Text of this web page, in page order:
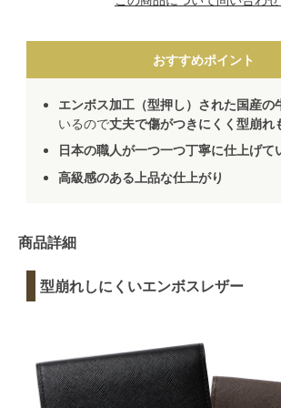
おすすめポイント
エンボス加工（型押し）された国産の
いるので丈夫で傷がつきにくく型崩れ
日本の職人が一つ一つ丁寧に仕上げて
高級感のある上品な仕上がり
商品詳細
型崩れしにくいエンボスレザー